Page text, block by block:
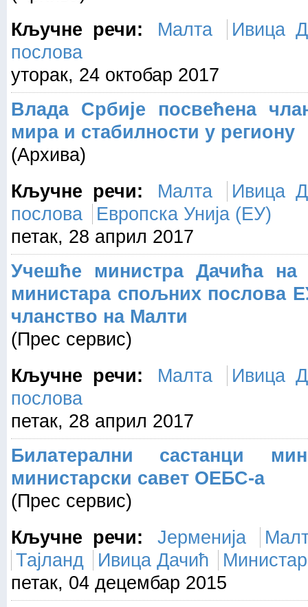
Кључне речи:
Малта
Ивица
послова
уторак, 24 октобар 2017
Влада Србије посвећена
мира и стабилности у региону
(Архива)
Кључне речи:
Малта
Ивица
послова
Европска Унија (ЕУ)
петак, 28 април 2017
Учешће министра Дачића на
министара спољних послова
чланство на Малти
(Прес сервис)
Кључне речи:
Малта
Ивица
послова
петак, 28 април 2017
Билатерални састанци
министарски савет ОЕБС-а
(Прес сервис)
Кључне речи:
Јерменија
Тајланд
Ивица Дачић
петак, 04 децембар 2015